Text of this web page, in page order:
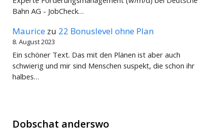
Bahn AG - JobCheck…
Maurice zu 22 Bonuslevel ohne Plan
8. August 2023
Ein schöner Text. Das mit den Plänen ist aber auch
schwierig und mir sind Menschen suspekt, die schon ihr
halbes…
Dobschat anderswo